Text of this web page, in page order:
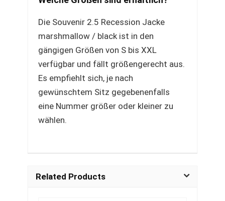
Die Souvenir 2.5 Recession Jacke
marshmallow / black ist in den
gängigen Größen von S bis XXL
verfügbar und fällt größengerecht aus.
Es empfiehlt sich, je nach
gewünschtem Sitz gegebenenfalls
eine Nummer größer oder kleiner zu
wählen.
Related Products